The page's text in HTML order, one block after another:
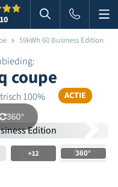
Zoeken in
59kWh 60 Business Edition
coupe
100% ACTIE
360°
+12